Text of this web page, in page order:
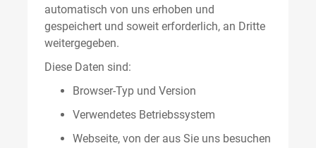
automatisch von uns erhoben und
gespeichert und soweit erforderlich, an Dritte
weitergegeben.
Diese Daten sind:
Browser-Typ und Version
Verwendetes Betriebssystem
Webseite, von der aus Sie uns besuchen